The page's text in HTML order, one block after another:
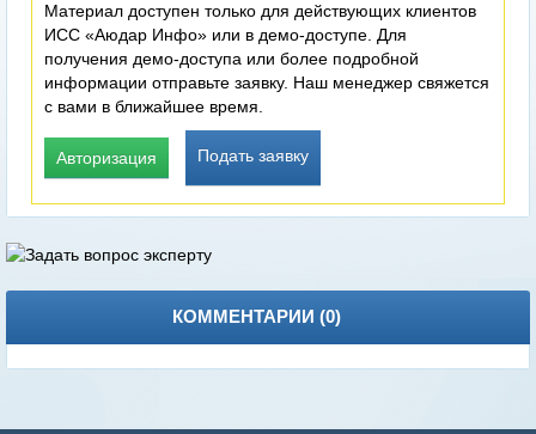
Материал доступен только для действующих клиентов
ИСС «Аюдар Инфо» или в демо-доступе. Для
получения демо-доступа или более подробной
информации отправьте заявку. Наш менеджер свяжется
с вами в ближайшее время.
Авторизация Подать заявку
КОММЕНТАРИИ (0)